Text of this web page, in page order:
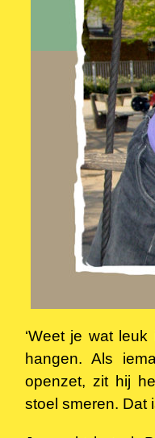
‘Weet je wat
hangen. Als
openzet, zit hij
stoel smeren. Dat